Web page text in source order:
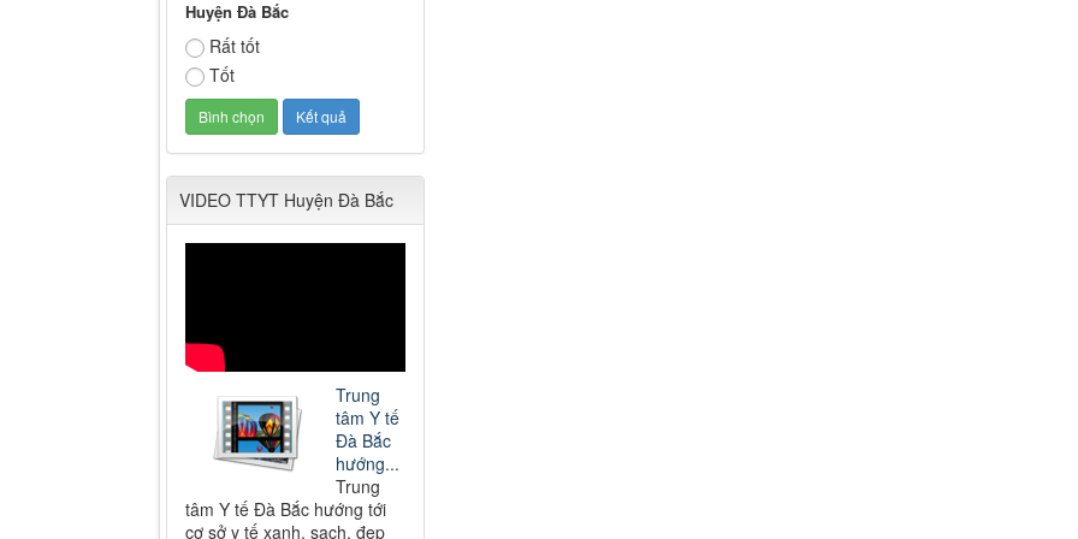
Huyện Đà Bắc
Rất tốt
Tốt
VIDEO TTYT Huyện Đà Bắc
Trung
tâm Y tế
Đà Bắc
hướng...
Trung
tâm Y tế Đà Bắc hướng tới
cơ sở y tế xanh, sạch, đẹp